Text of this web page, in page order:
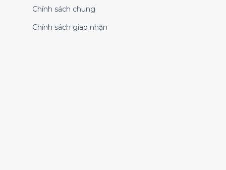
Chính sách chung
Chính sách giao nhận